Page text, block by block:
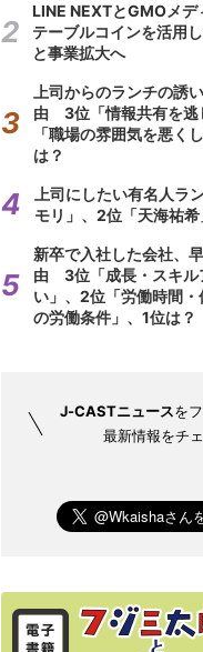
LINE NEXTとGMOメ
テーブルコインを活用
と事業拡大へ
上司からのランチの誘
由 3位「情報共有を逃
「職場の雰囲気を悪く
は？
上司にしたい有名人
モリ」、2位「天海祐希
新卒で入社した会社、
由 3位「成長・スキル
い」、2位「労働時間
の労働条件」、1位は？
J-CASTニュースを
最新情報をチ